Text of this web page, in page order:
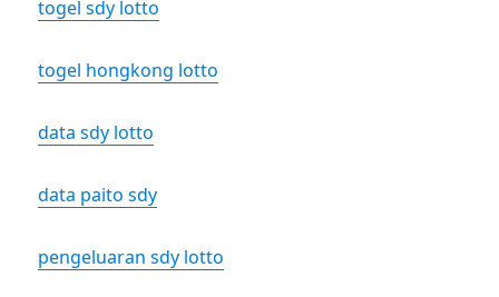
togel sdy lotto
togel hongkong lotto
data sdy lotto
data paito sdy
pengeluaran sdy lotto